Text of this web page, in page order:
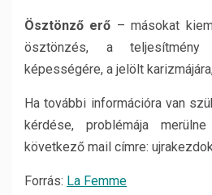
Ösztönző erő – másokat
ösztönzés, a teljesítmény
képességére, a jelölt
Ha további információra van
kérdése, problémája
következő mail címre:
Forrás: La Femme